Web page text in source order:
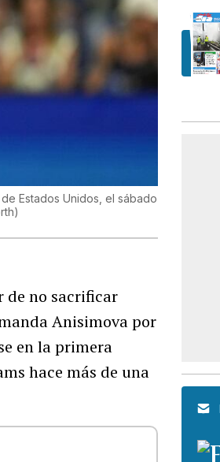
Estados Unidos, el sábado
)
de no sacrificar
Anisimova por
en la primera
hace más de una